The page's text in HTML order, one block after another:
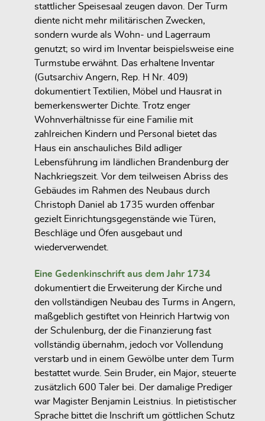
stattlicher Speisesaal zeugen davon. Der Turm
diente nicht mehr militärischen Zwecken,
sondern wurde als Wohn- und Lagerraum
genutzt; so wird im Inventar beispielsweise eine
Turmstube erwähnt. Das erhaltene Inventar
(Gutsarchiv Angern, Rep. H Nr. 409)
dokumentiert Textilien, Möbel und Hausrat in
bemerkenswerter Dichte. Trotz enger
Wohnverhältnisse für eine Familie mit
zahlreichen Kindern und Personal bietet das
Haus ein anschauliches Bild adliger
Lebensführung im ländlichen Brandenburg der
Nachkriegszeit. Vor dem teilweisen Abriss des
Gebäudes im Rahmen des Neubaus durch
Christoph Daniel ab 1735 wurden offenbar
gezielt Einrichtungsgegenstände wie Türen,
Beschläge und Öfen ausgebaut und
wiederverwendet.
Eine Gedenkinschrift aus dem Jahr 1734
dokumentiert die Erweiterung der Kirche und
den vollständigen Neubau des Turms in Angern,
maßgeblich gestiftet von Heinrich Hartwig von
der Schulenburg, der die Finanzierung fast
vollständig übernahm, jedoch vor Vollendung
verstarb und in einem Gewölbe unter dem Turm
bestattet wurde. Sein Bruder, ein Major, steuerte
zusätzlich 600 Taler bei. Der damalige Prediger
war Magister Benjamin Leistnius. In pietistischer
Sprache bittet die Inschrift um göttlichen Schutz